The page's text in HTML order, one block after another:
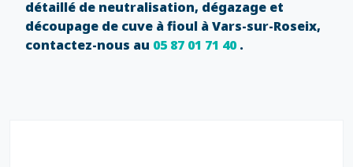
détaillé de neutralisation, dégazage et
découpage de cuve à fioul à Vars-sur-Roseix,
contactez-nous au 05 87 01 71 40.